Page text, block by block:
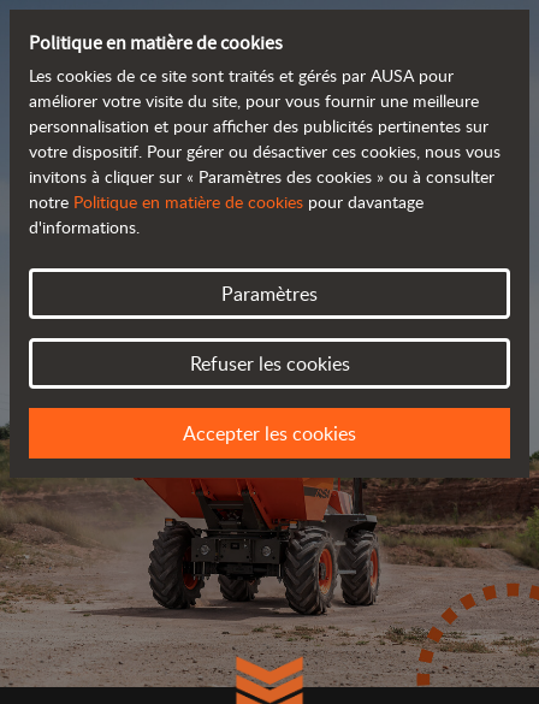
Découvrez notre large
gamme de produits
Catalogue
Politique en matière de cookies
Les cookies de ce site sont traités et gérés par AUSA pour
améliorer votre visite du site, pour vous fournir une meilleure
personnalisation et pour afficher des publicités pertinentes sur
votre dispositif. Pour gérer ou désactiver ces cookies, nous vous
invitons à cliquer sur « Paramètres des cookies » ou à consulter
notre Politique en matière de cookies pour davantage
d'informations.
Paramètres
Refuser les cookies
Accepter les cookies